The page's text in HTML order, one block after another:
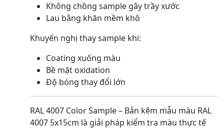
Không chồng sample gây trầy xước
Lau bằng khăn mềm khô
Khuyến nghị thay sample khi:
Coating xuống màu
Bề mặt oxidation
Độ bóng thay đổi lớn
RAL 4007 Color Sample – Bản kẽm mẫu màu RAL
4007 5x15cm là giải pháp kiểm tra màu thực tế